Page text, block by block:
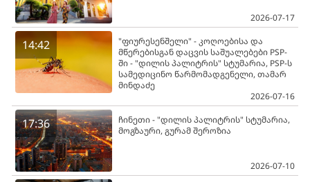
2026-07-17
14:42
"ფიურესენშელი" - კოღოებისა და
მწერებისგან დაცვის საშუალებები PSP-
ში - "დილის პალიტრის" სტუმარია, PSP-ს
სამედიცინო წარმომადგენელი, თამარ
მინდაძე
2026-07-16
17:36
ჩინეთი - "დილის პალიტრის" სტუმარია,
მოგზაური, გურამ შეროზია
2026-07-10